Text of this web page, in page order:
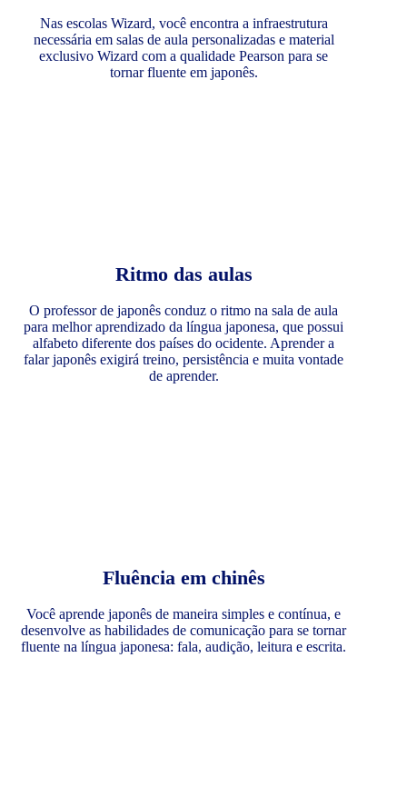
Nas escolas Wizard, você encontra a infraestrutura
necessária em salas de aula personalizadas e material
exclusivo Wizard com a qualidade Pearson para se
tornar fluente em japonês.
Ritmo das aulas
O professor de japonês conduz o ritmo na sala de aula
para melhor aprendizado da língua japonesa, que possui
alfabeto diferente dos países do ocidente. Aprender a
falar japonês exigirá treino, persistência e muita vontade
de aprender.
Fluência em chinês
Você aprende japonês de maneira simples e contínua, e
desenvolve as habilidades de comunicação para se tornar
fluente na língua japonesa: fala, audição, leitura e escrita.